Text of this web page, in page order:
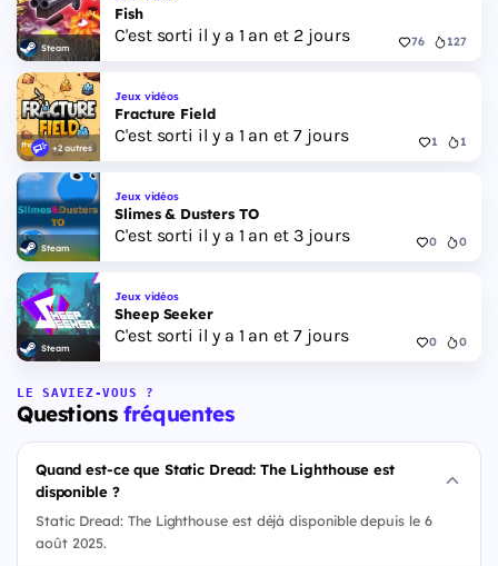
Steam
Fish
C'est sorti il y a 1 an et 2 jours 76 127
+2 autres
Jeux vidéos
Fracture Field
C'est sorti il y a 1 an et 7 jours 1 1
Steam
Jeux vidéos
Slimes & Dusters TO
C'est sorti il y a 1 an et 3 jours 0 0
Steam
Jeux vidéos
Sheep Seeker
C'est sorti il y a 1 an et 7 jours 0 0
LE SAVIEZ-VOUS ?
Questionsfréquentes
Quand est-ce que Static Dread: The Lighthouse est
disponible ?
Static Dread: The Lighthouse est déjà disponible depuis le 6
août 2025.